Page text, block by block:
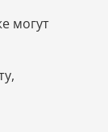
могут